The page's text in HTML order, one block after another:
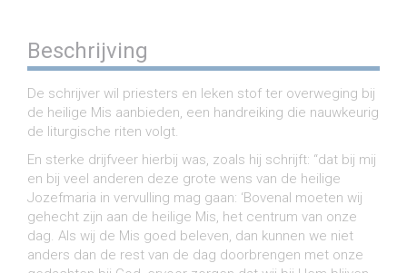
Beschrijving
De schrijver wil priesters en leken stof ter overweging bij
de heilige Mis aanbieden, een handreiking die nauwkeurig
de liturgische riten volgt.
En sterke drijfveer hierbij was, zoals hij schrijft: “dat bij mij
en bij veel anderen deze grote wens van de heilige
Jozefmaria in vervulling mag gaan: ‘Bovenal moeten wij
gehecht zijn aan de heilige Mis, het centrum van onze
dag. Als wij de Mis goed beleven, dan kunnen we niet
anders dan de rest van de dag doorbrengen met onze